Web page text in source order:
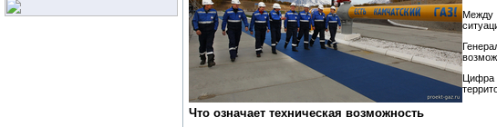
Между
Цифра
Что означает техническая возможность